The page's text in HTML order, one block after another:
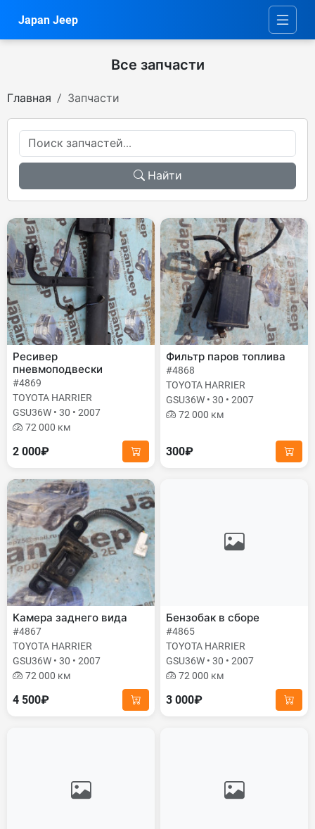
Japan Jeep
Все запчасти
Главная Запчасти
Найти
Ресивер
пневмоподвески
#4869
TOYOTA HARRIER
GSU36W • 30 • 2007
72 000 км
2 000₽
Фильтр паров топлива
#4868
TOYOTA HARRIER
GSU36W • 30 • 2007
72 000 км
300₽
Камера заднего вида
#4867
TOYOTA HARRIER
GSU36W • 30 • 2007
72 000 км
4 500₽
Бензобак в сборе
#4865
TOYOTA HARRIER
GSU36W • 30 • 2007
72 000 км
3 000₽